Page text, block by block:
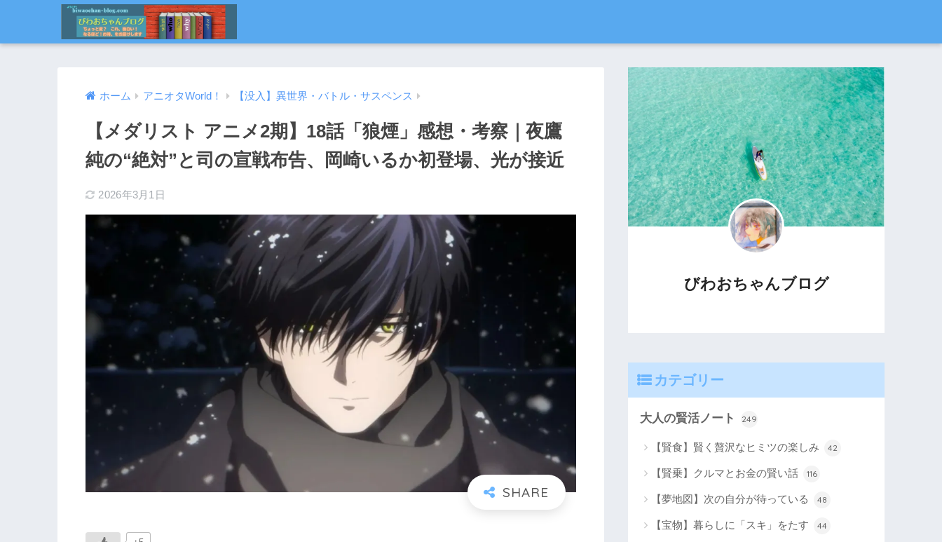
ホーム アニオタWorld！ 【没入】異世界・バトル・サスペンス
【メダリスト アニメ2期】18話「狼煙」感想・考察｜夜鷹
純の“絶対”と司の宣戦布告、岡崎いるか初登場、光が接近
2026年3月1日
びわおちゃんブログ
カテゴリー
大人の賢活ノート 249
【賢食】賢く贅沢なヒミツの楽しみ 42
【賢乗】クルマとお金の賢い話 116
【夢地図】次の自分が待っている 48
【宝物】暮らしに「スキ」をたす 44